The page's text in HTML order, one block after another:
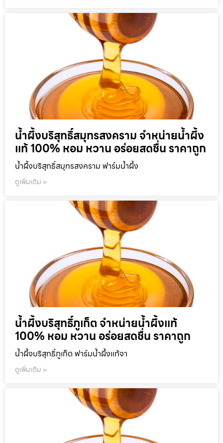
น้ำผึ้งบริสุทธิ์สมุทรสงคราม จำหน่ายน้ำผึ้ง
แท้ 100% หอม หวาน อร่อยสดชื่น ราคาถูก
น้ำผึ้งบริสุทธิ์สมุทรสงคราม ฟาร์มน้ำผึ้ง
ดูเพิ่มเติม »
น้ำผึ้งบริสุทธิ์ภูเก็ต จำหน่ายน้ำผึ้งแท้
100% หอม หวาน อร่อยสดชื่น ราคาถูก
น้ำผึ้งบริสุทธิ์ภูเก็ต ฟาร์มน้ำผึ้งแท้จา
ดูเพิ่มเติม »